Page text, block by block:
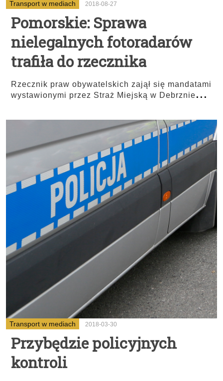
Transport w mediach 2018-08-27
Pomorskie: Sprawa
nielegalnych fotoradarów
trafiła do rzecznika
Rzecznik praw obywatelskich zajął się mandatami
wystawionymi przez Straż Miejską w Debrznie...
Transport w mediach 2018-03-30
Przybędzie policyjnych
kontroli